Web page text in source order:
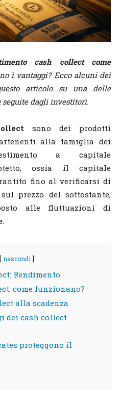
cash collect come
i vantaggi? Ecco alcuni dei
articolo su una delle
dagli investitori.
sono dei prodotti
alla famiglia dei
a capitale
ossia il capitale
fino al verificarsi di
prezzo del sottostante,
alle fluttuazioni di
nascondi
Rendimento
come funzionano?
alla scadenza
dei cash collect
proteggono il